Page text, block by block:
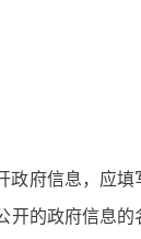
府信息，应
的政府信息